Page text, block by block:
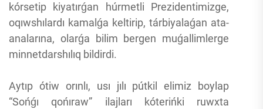
kórsetip kiyatırǵan húrmetli Prezidentimizge,
oqıwshılardı kamalǵa keltirip, tárbiyalaǵan ata-
analarına, olarǵa bilim bergen muǵallimlerge
minnetdarshılıq bildirdi.
Aytıp ótiw orınlı, usı jılı pútkil elimiz boylap
“Sońǵı qońıraw” ilajları kóterińki ruwxta